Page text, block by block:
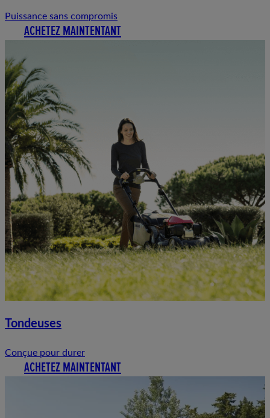
Puissance sans compromis
ACHETEZ MAINTENTANT
Tondeuses
Conçue pour durer
ACHETEZ MAINTENTANT